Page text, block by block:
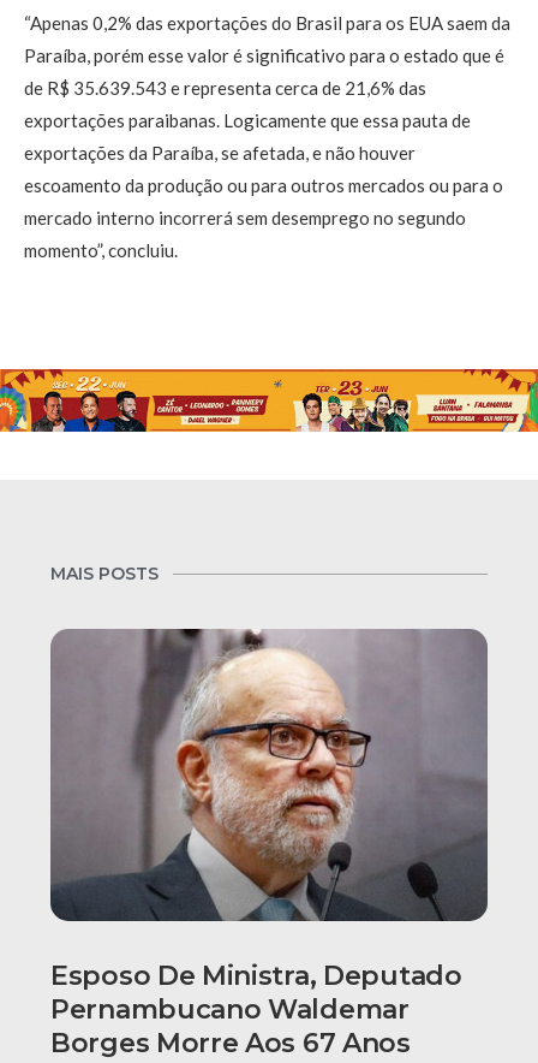
“Apenas 0,2% das exportações do Brasil para os EUA saem da
Paraíba, porém esse valor é significativo para o estado que é
de R$ 35.639.543 e representa cerca de 21,6% das
exportações paraibanas. Logicamente que essa pauta de
exportações da Paraíba, se afetada, e não houver
escoamento da produção ou para outros mercados ou para o
mercado interno incorrerá sem desemprego no segundo
momento”, concluiu.
MAIS POSTS
Esposo De Ministra, Deputado
Pernambucano Waldemar
Borges Morre Aos 67 Anos